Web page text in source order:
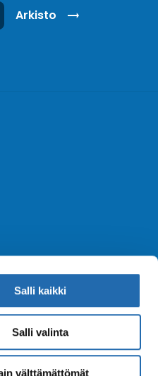
Salli kaikki
Salli valinta
välttämättömät
Arkisto